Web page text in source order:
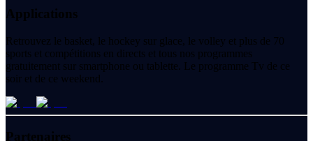
Applications
Retrouvez le basket, le hockey sur glace, le volley et plus de 70
sports et compétitions en directs et tous nos programmes
gratuitement sur smartphone ou tablette. Le programme Tv de ce
soir et de ce weekend.
Partenaires